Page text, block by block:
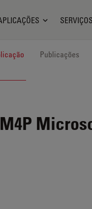
SERVIÇOS
Publicações